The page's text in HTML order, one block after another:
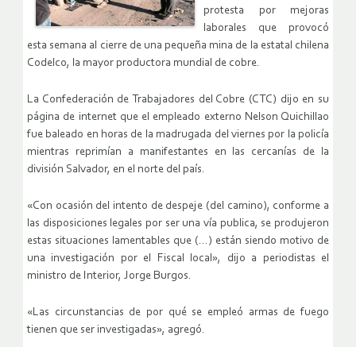
protesta por mejoras
laborales que provocó
esta semana al cierre de una pequeña mina de la estatal chilena
Codelco, la mayor productora mundial de cobre.
La Confederación de Trabajadores del Cobre (CTC) dijo en su
página de internet que el empleado externo Nelson Quichillao
fue baleado en horas de la madrugada del viernes por la policía
mientras reprimían a manifestantes en las cercanías de la
división Salvador, en el norte del país.
«Con ocasión del intento de despeje (del camino), conforme a
las disposiciones legales por ser una vía publica, se produjeron
estas situaciones lamentables que (…) están siendo motivo de
una investigación por el Fiscal local», dijo a periodistas el
ministro de Interior, Jorge Burgos.
«Las circunstancias de por qué se empleó armas de fuego
tienen que ser investigadas», agregó.